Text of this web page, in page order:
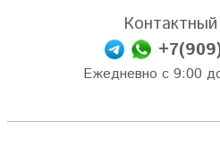
Ежедневно с 9:00